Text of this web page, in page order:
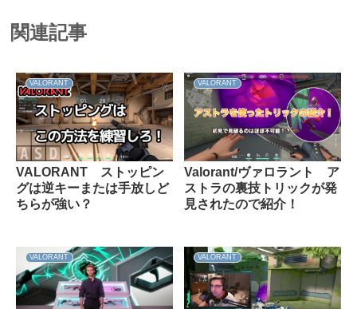
関連記事
VALORANT
VALORANT ストッピン
グは逆キーまたは手放しど
ちらが強い？
VALORANT
Valorant/ヴァロラント ア
ストラの裏技トリックが発
見されたので紹介！
VALORANT VALORANT